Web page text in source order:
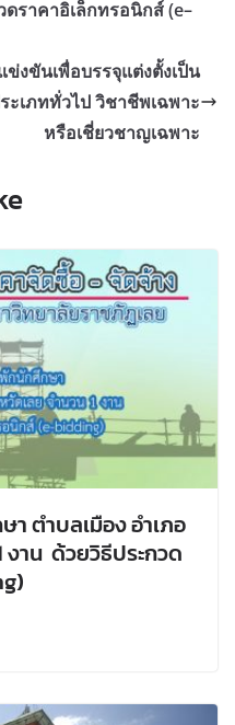
ดราคาอิเล็กทรอนิกส์ (e–
งขันเพื่อบรรจุแต่งตั้งเป็น
เภททั่วไป วิชาชีพเฉพาะ
หรือเชี่ยวชาญเฉพาะ
ตำบลเมือง อำเภอ
งาน ด้วยวิธีประกวด